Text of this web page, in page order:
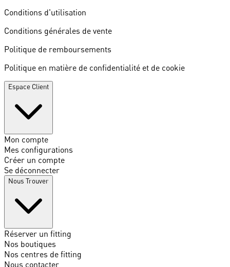
Conditions d'utilisation
Conditions générales de vente
Politique de remboursements
Politique en matière de confidentialité et de cookie
Espace Client
Mon compte
Mes configurations
Créer un compte
Se déconnecter
Nous Trouver
Réserver un fitting
Nos boutiques
Nos centres de fitting
Nous contacter